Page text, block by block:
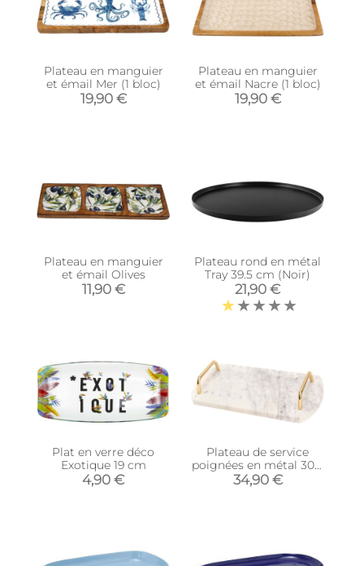
Plateau en manguier
et émail Mer (1 bloc)
19,90 €
Plateau en manguier
et émail Nacre (1 bloc)
19,90 €
Plateau en manguier
et émail Olives
11,90 €
Plateau rond en métal
Tray 39.5 cm (Noir)
21,90 €
Plat en verre déco
Exotique 19 cm
4,90 €
Plateau de service
poignées en métal 30 x
15 cm (Marbre blanc)
34,90 €